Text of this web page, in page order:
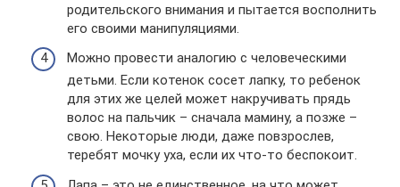
родительского внимания и пытается восполнить
его своими манипуляциями.
Можно провести аналогию с человеческими
детьми. Если котенок сосет лапку, то ребенок
для этих же целей может накручивать прядь
волос на пальчик – сначала мамину, а позже –
свою. Некоторые люди, даже повзрослев,
теребят мочку уха, если их что-то беспокоит.